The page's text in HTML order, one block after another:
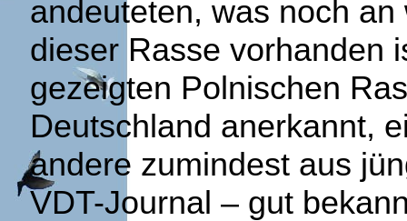
andeuteten, was noch
dieser Rasse vorhanden
gezeigten Polnischen
Deutschland anerkannt,
andere zumindest aus
VDT-Journal – gut